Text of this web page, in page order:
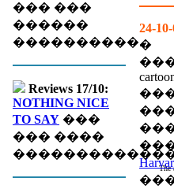
��� ���
������
����������.
Reviews 17/10:
NOTHING NICE
TO SAY ���
��� ����
24-
�
The